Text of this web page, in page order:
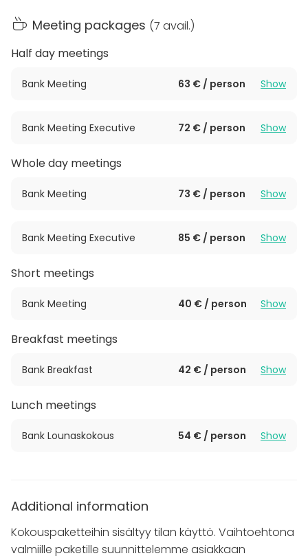
tilasta, joissa voi järjestää mitä erilaisimpia
tilaisuuksia. Tällä yhdistelmällä tilaan mahtuu paikat
jopa 85 hengelle, mutta kaikki Rahapajat
230 hengen tapahtumiin!
josta löytyy 11 erikokoista ja yhdisteltävissä olevaa
mahdollista yhdistellä siirrettävillä väliseinillä, joten
soveltuvan kokonaisuuden!
Yhdistä kokous ja juhla saman katon alle, samaan
tilaisuuteen – vain mielikuvitus on rajana!
Meeting packages (7 avail.)
Half day meetings
Bank Meeting 63 € / person Show
Bank Meeting Executive 72 € / person Show
Whole day meetings
Bank Meeting 73 € / person Show
Bank Meeting Executive 85 € / person Show
Short meetings
Bank Meeting 40 € / person Show
Breakfast meetings
Bank Breakfast 42 € / person Show
Lunch meetings
Bank Lounaskokous 54 € / person Show
Additional information
Kokouspaketteihin sisältyy tilan käyttö. Vaihtoehtona
valmiille paketille suunnittelemme asiakkaan